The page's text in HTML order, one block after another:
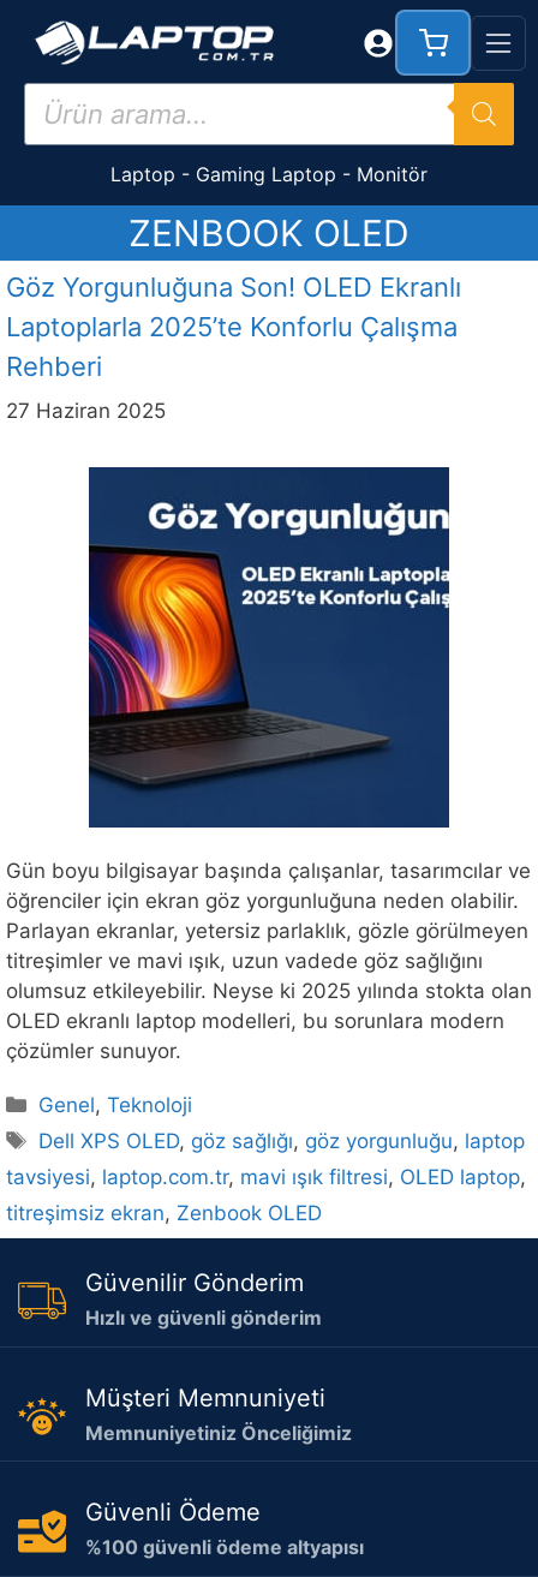
Products
search
Laptop - Gaming Laptop - Monitör
ZENBOOK OLED
Göz Yorgunluğuna Son! OLED Ekranlı
Laptoplarla 2025’te Konforlu Çalışma
Rehberi
27 Haziran 2025
Gün boyu bilgisayar başında çalışanlar, tasarımcılar ve
öğrenciler için ekran göz yorgunluğuna neden olabilir.
Parlayan ekranlar, yetersiz parlaklık, gözle görülmeyen
titreşimler ve mavi ışık, uzun vadede göz sağlığını
olumsuz etkileyebilir. Neyse ki 2025 yılında stokta olan
OLED ekranlı laptop modelleri, bu sorunlara modern
çözümler sunuyor.
Kategoriler
Genel,Teknoloji
Etiketler
Dell XPS OLED, göz sağlığı, göz yorgunluğu, laptop
tavsiyesi, laptop.com.tr, mavi ışık filtresi, OLED laptop,
titreşimsiz ekran, Zenbook OLED
Güvenilir Gönderim
Hızlı ve güvenli gönderim
Müşteri Memnuniyeti
Memnuniyetiniz Önceliğimiz
Güvenli Ödeme
%100 güvenli ödeme altyapısı